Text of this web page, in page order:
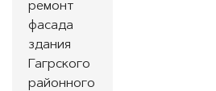
ремонт
фасада
здания
Гагрского
районного